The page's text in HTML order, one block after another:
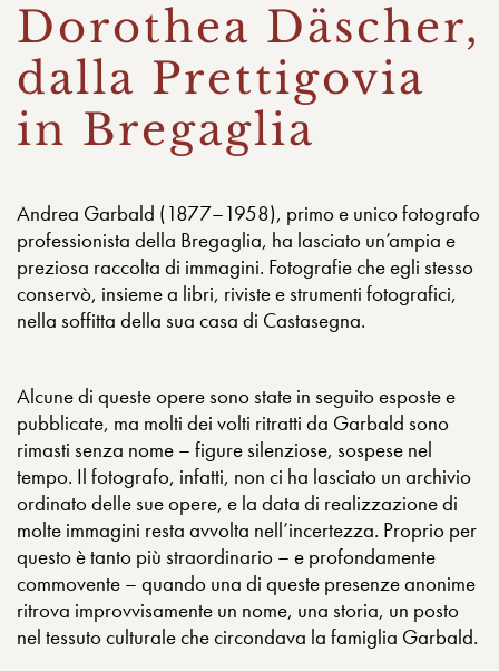
Dorothea Däscher,
dalla Prettigovia
in Bregaglia
Andrea Garbald (1877–1958), primo e unico fotografo
professionista della Bregaglia, ha lasciato un’ampia e
preziosa raccolta di immagini. Fotografie che egli stesso
conservò, insieme a libri, riviste e strumenti fotografici,
nella soffitta della sua casa di Castasegna.
Alcune di queste opere sono state in seguito esposte e
pubblicate, ma molti dei volti ritratti da Garbald sono
rimasti senza nome – figure silenziose, sospese nel
tempo. Il fotografo, infatti, non ci ha lasciato un archivio
ordinato delle sue opere, e la data di realizzazione di
molte immagini resta avvolta nell’incertezza. Proprio per
questo è tanto più straordinario – e profondamente
commovente – quando una di queste presenze anonime
ritrova improvvisamente un nome, una storia, un posto
nel tessuto culturale che circondava la famiglia Garbald.